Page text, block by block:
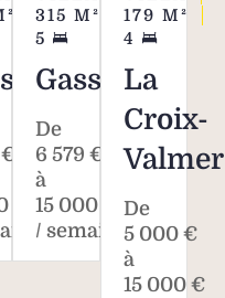
€
315 M²
5
Gassin
De
6 579 €
à
15 000 €
/ semaine
179 M²
4
La
Croix-
Valmer
De
5 000 €
à
15 000 €